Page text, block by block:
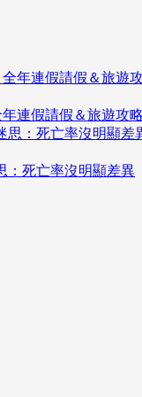
連假請假＆旅遊攻
：死亡率沒明顯差異